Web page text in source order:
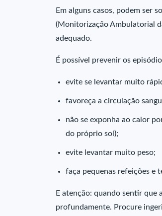
Em alguns casos, podem ser
(Monitorização Ambulatorial
adequado.
É possível prevenir os
evite se levantar muito
favoreça a circulação
não se exponha ao calor
do próprio sol);
evite levantar muito peso;
faça pequenas refeições e
E atenção: quando sentir que
profundamente. Procure